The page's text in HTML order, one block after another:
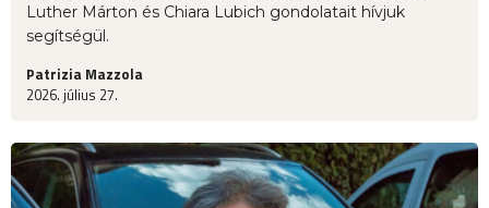
Luther Márton és Chiara Lubich gondolatait hívjuk
segítségül.
Patrizia Mazzola
2026. július 27.